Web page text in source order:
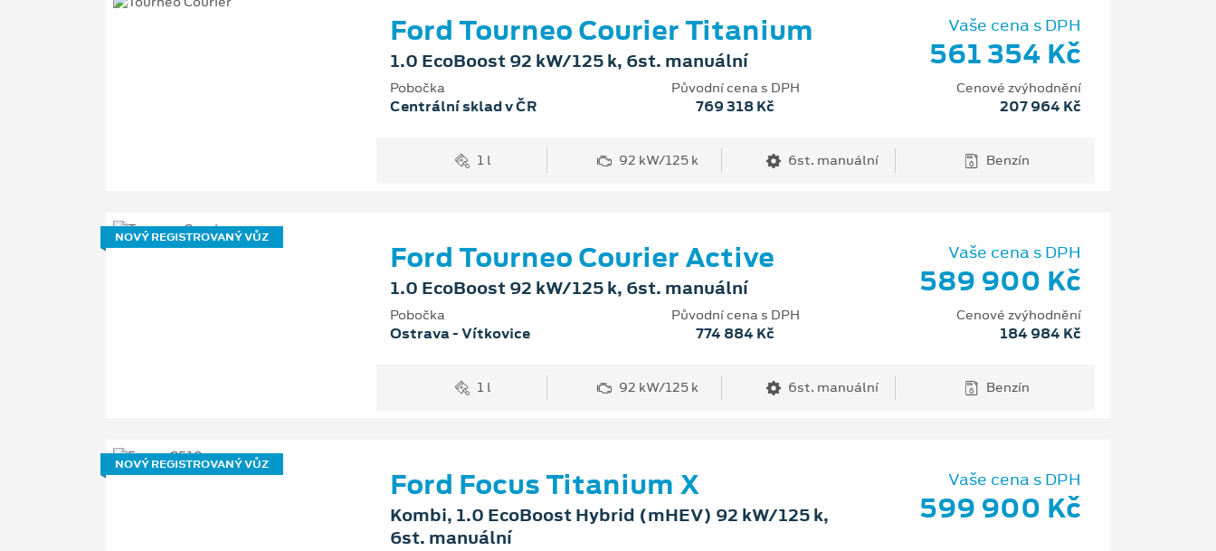
Ford Tourneo Courier Titanium
1.0 EcoBoost 92 kW/125 k, 6st. manuální
Vaše cena s DPH
561 354 Kč
Pobočka
Centrální sklad v ČR
Původní cena s DPH
769 318 Kč
Cenové zvýhodnění
207 964 Kč
1 l 92 kW/125 k 6st. manuální Benzín
NOVÝ REGISTROVANÝ VŮZ
Ford Tourneo Courier Active
1.0 EcoBoost 92 kW/125 k, 6st. manuální
Vaše cena s DPH
589 900 Kč
Pobočka
Ostrava - Vítkovice
Původní cena s DPH
774 884 Kč
Cenové zvýhodnění
184 984 Kč
1 l 92 kW/125 k 6st. manuální Benzín
NOVÝ REGISTROVANÝ VŮZ
Ford Focus Titanium X
Kombi, 1.0 EcoBoost Hybrid (mHEV) 92 kW/125 k,
6st. manuální
Vaše cena s DPH
599 900 Kč